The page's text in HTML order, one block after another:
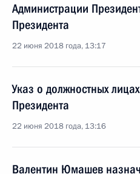
Администрации
Президента
22 июня 2018 года, 13:17
Указ о должностных
Президента
22 июня 2018 года, 13:16
Валентин Юмашев